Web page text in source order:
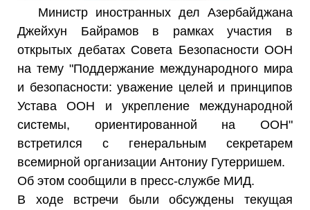
Министр иностранных дел Азербайджана
Джейхун Байрамов в рамках участия в
открытых дебатах Совета Безопасности ООН
на тему "Поддержание международного мира
и безопасности: уважение целей и принципов
Устава ООН и укрепление международной
системы, ориентированной на ООН"
встретился с генеральным секретарем
всемирной организации Антониу Гутерришем.
Об этом сообщили в пресс-службе МИД.
В ходе встречи были обсуждены текущая